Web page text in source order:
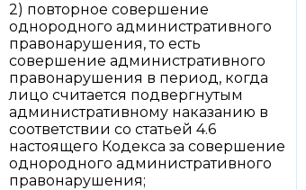
2) повторное совершение
однородного административного
правонарушения, то есть
совершение административного
правонарушения в период, когда
лицо считается подвергнутым
административному наказанию в
соответствии со статьей 4.6
настоящего Кодекса за совершение
однородного административного
правонарушения;